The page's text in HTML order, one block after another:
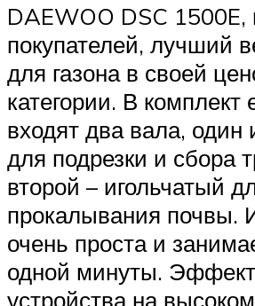
DAEWOO DSC 1500E,
покупателей, лучший
для газона в своей
категории. В комплект
входят два вала, один
для подрезки и сбора
второй – игольчатый
прокалывания почвы.
очень проста и
одной минуты.
устройства на